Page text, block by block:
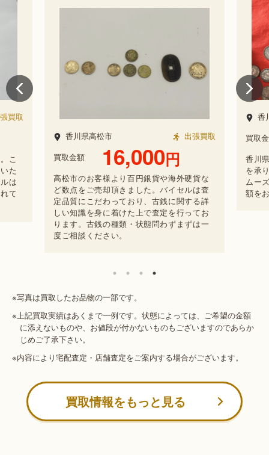
買取
こ
た
は
て
香川県高松市
出張買取
買取金額
16,000円
高松市のお客様より百円銀貨や海外硬貨な
ど数点をご売却頂きました。バイセルは査
定品質にこだわっており、古銭に関する詳
しい知識を身に着けた上で査定を行ってお
ります。古銭の種類・状態問わずまずは一
度ご相談ください。
香
買取
香川
を承
ムー
額を
※写真は買取したお品物の一部です。
※上記買取実績はあくまで一例です。状態によっては、ご希望の金額
に添えないものや、お値段が付かないものもございますのであらか
じめご了承下さい。
※内容により宅配査定・店舗査定をご案内する場合がございます。
買取情報をもっと見る